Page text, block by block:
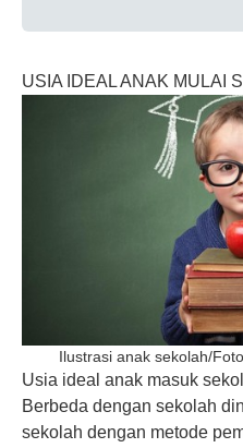
USIA IDEAL ANAK MULAI
Ilustrasi anak sekolah/
Usia ideal anak masuk
Berbeda dengan sekolah
sekolah dengan metode